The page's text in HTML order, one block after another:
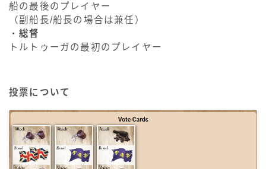
船の最後のプレイヤー
（副船長/船長の場合は兼任）
・総督
トルトゥーガの最初のプレイヤー
投票について